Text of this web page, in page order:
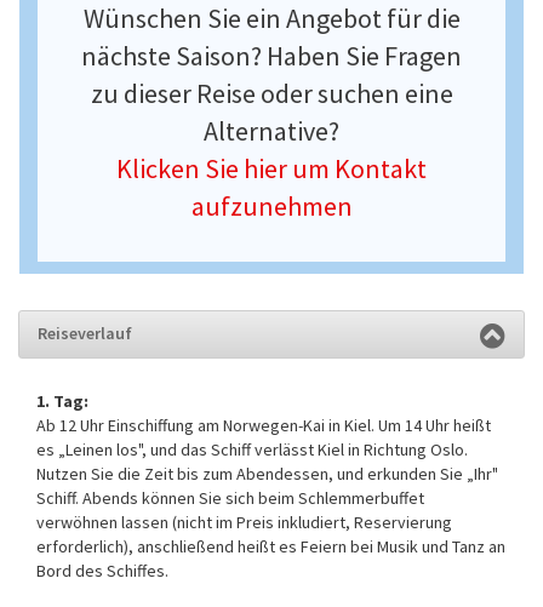
Wünschen Sie ein Angebot für die
nächste Saison? Haben Sie Fragen
zu dieser Reise oder suchen eine
Alternative?
Klicken Sie hier um Kontakt
aufzunehmen
Reiseverlauf
1. Tag:
Ab 12 Uhr Einschiffung am Norwegen-Kai in Kiel. Um 14 Uhr heißt
es „Leinen los", und das Schiff verlässt Kiel in Richtung Oslo.
Nutzen Sie die Zeit bis zum Abendessen, und erkunden Sie „Ihr"
Schiff. Abends können Sie sich beim Schlemmerbuffet
verwöhnen lassen (nicht im Preis inkludiert, Reservierung
erforderlich), anschließend heißt es Feiern bei Musik und Tanz an
Bord des Schiffes.